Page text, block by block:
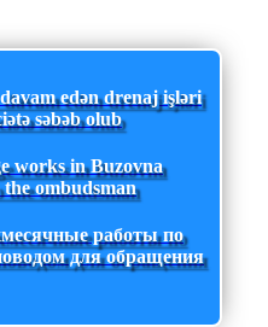
edən drenaj işləri
səbəb olub
works in Buzovna
ombudsman
работы по
для обращения